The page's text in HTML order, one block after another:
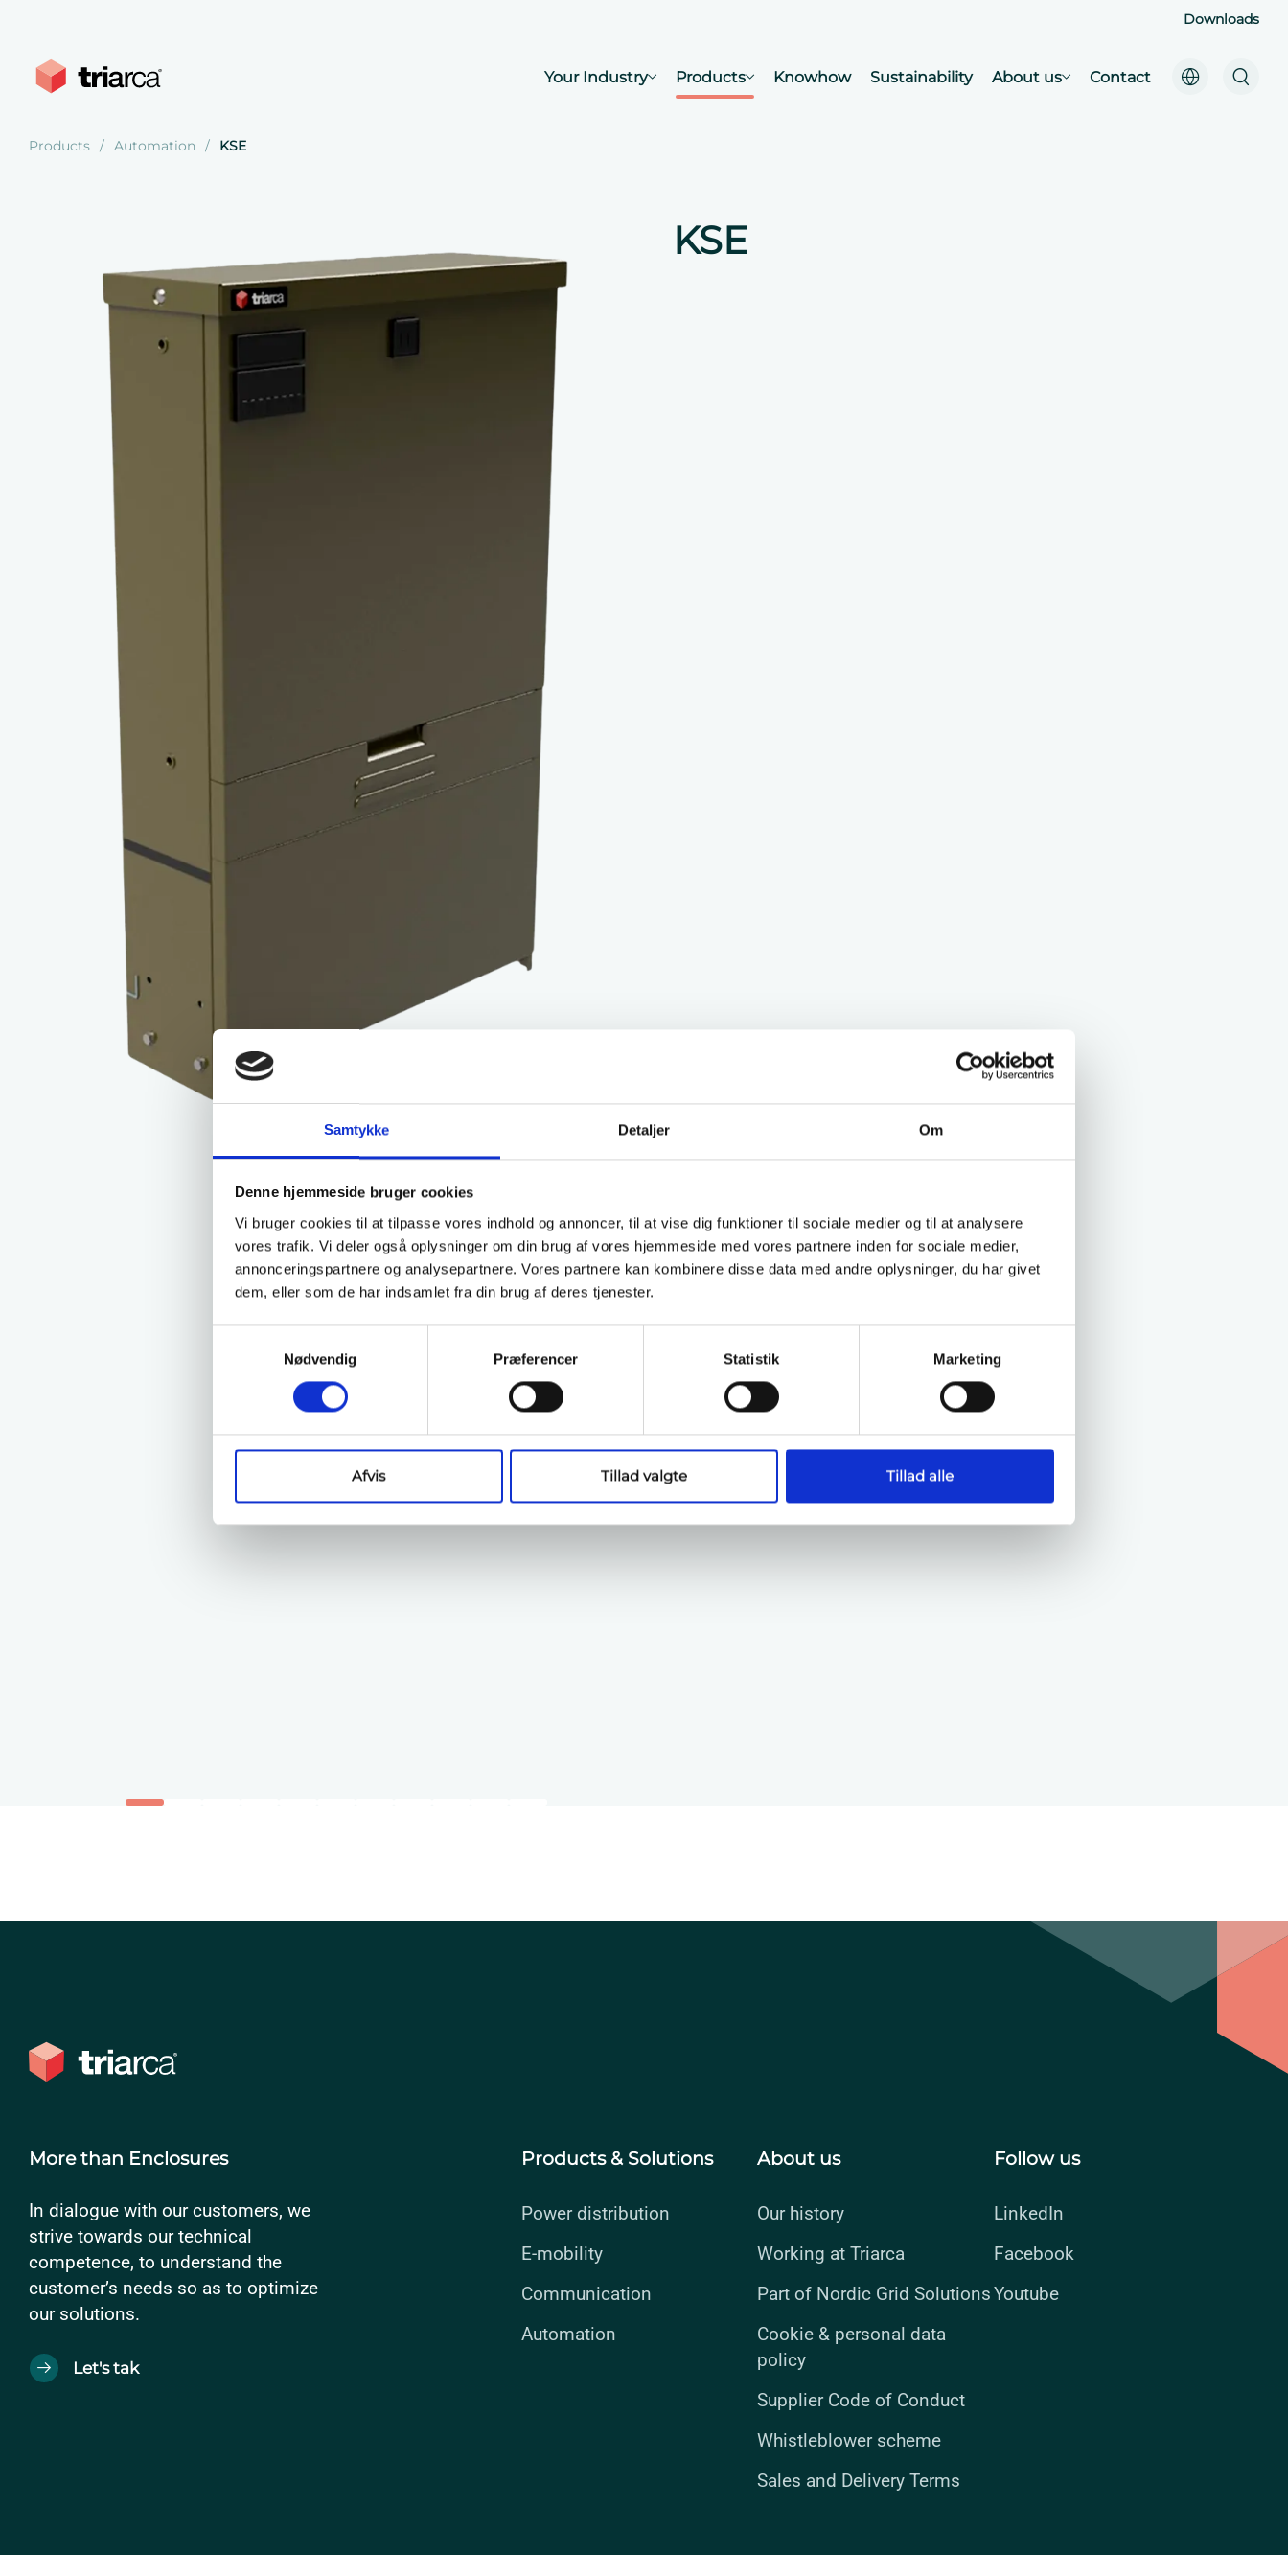
Samtykke Detaljer Om
Denne hjemmeside bruger cookies
Vi bruger cookies til at tilpasse vores indhold og annoncer, til at vise dig funktioner til sociale medier og til at analysere
vores trafik. Vi deler også oplysninger om din brug af vores hjemmeside med vores partnere inden for sociale medier,
annonceringspartnere og analysepartnere. Vores partnere kan kombinere disse data med andre oplysninger, du har givet
dem, eller som de har indsamlet fra din brug af deres tjenester.
Nødvendig
Præferencer Statistik Marketing
Afvis Tillad valgte Tillad alle
Downloads
Your Industry Products Knowhow Sustainability About us Contact
Products Automation KSE
KSE
More than Enclosures
In dialogue with our customers, we
strive towards our technical
competence, to understand the
customer’s needs so as to optimize
our solutions.
Let's tak
Products & Solutions
Power distribution
E-mobility
Communication
Automation
About us
Our history
Working at Triarca
Part of Nordic Grid Solutions
Cookie & personal data
policy
Supplier Code of Conduct
Whistleblower scheme
Sales and Delivery Terms
Follow us
LinkedIn
Facebook
Youtube